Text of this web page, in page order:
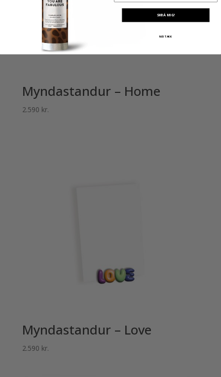
Myndastandur – Home
2.590 kr.
Myndastandur – Love
2.590 kr.
SKRÁ MIG!
NEI TAKK